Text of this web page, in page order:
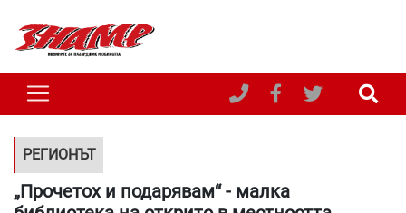
РЕГИОНЪТ
„Прочетох и подарявам“ - малка